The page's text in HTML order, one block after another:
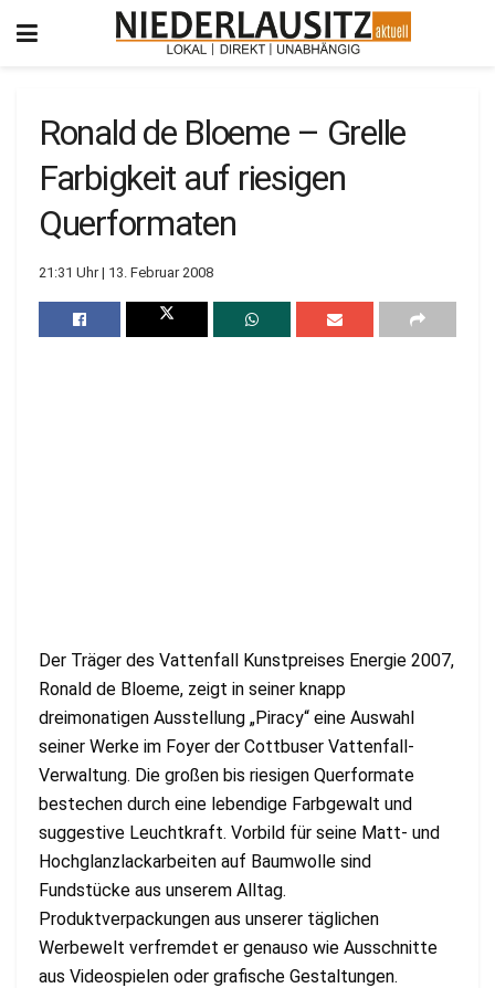
Ronald de Bloeme – Grelle
Farbigkeit auf riesigen
Querformaten
21:31 Uhr | 13. Februar 2008
Der Träger des Vattenfall Kunstpreises Energie 2007,
Ronald de Bloeme, zeigt in seiner knapp
dreimonatigen Ausstellung „Piracy“ eine Auswahl
seiner Werke im Foyer der Cottbuser Vattenfall-
Verwaltung. Die großen bis riesigen Querformate
bestechen durch eine lebendige Farbgewalt und
suggestive Leuchtkraft. Vorbild für seine Matt- und
Hochglanzlackarbeiten auf Baumwolle sind
Fundstücke aus unserem Alltag.
Produktverpackungen aus unserer täglichen
Werbewelt verfremdet er genauso wie Ausschnitte
aus Videospielen oder grafische Gestaltungen.